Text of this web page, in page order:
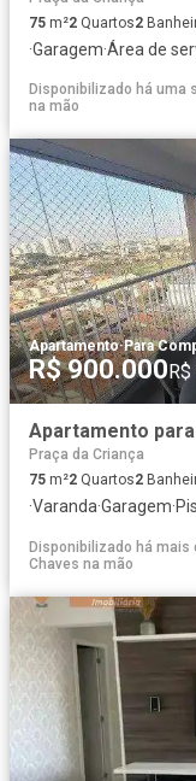
75 m²2 Quartos2
·Garagem·Área de
Disponibilizado há uma
na mão
Apartamento·Para
R$ 900.000
Praça da Criança
75 m²2 Quartos2
·Varanda·Garagem·
Disponibilizado há mais
Chaves na mão